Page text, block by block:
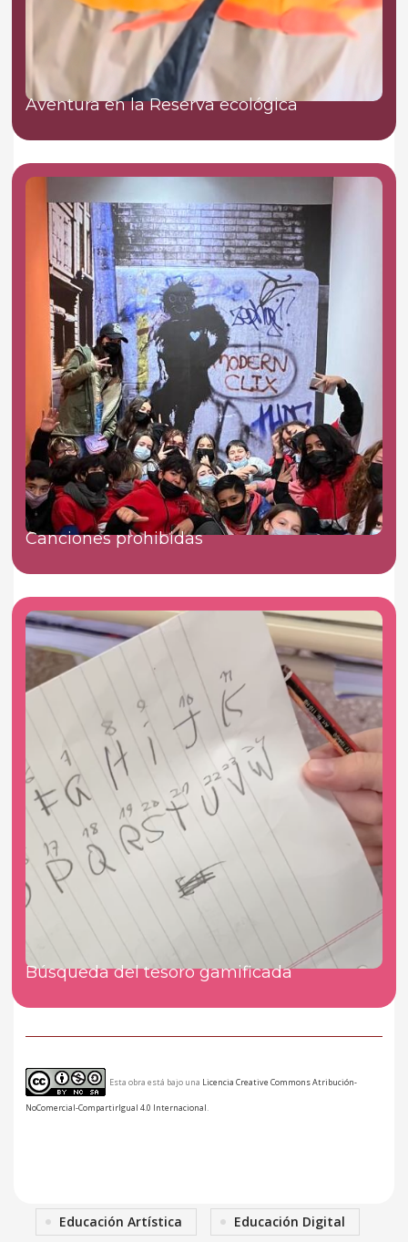
Aventura en la Reserva ecológica
Canciones prohibidas
Búsqueda del tesoro gamificada
Esta obra está bajo una Licencia Creative Commons Atribución-
NoComercial-CompartirIgual 4.0 Internacional.
Educación Artística Educación Digital